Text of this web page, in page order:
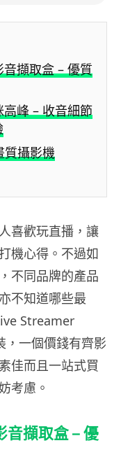
擷取盒 – 優質
峰 – 收音細節
質攝影機
喜歡玩直播，讓
機心得。不過如
不同品牌的產品
不知道哪些最
Streamer
，一個價錢有齊影
佳而且一站式買
考慮。
音擷取盒 – 優